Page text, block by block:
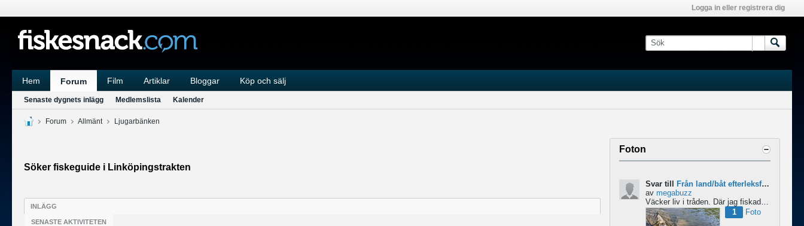
Logga in eller registrera dig
Hem Forum Film Artiklar Bloggar Köp och sälj
Senaste dygnets inlägg Medlemslista Kalender
Forum Allmänt Ljugarbänken
Söker fiskeguide i Linköpingstrakten
INLÄGG
SENASTE AKTIVITETEN
Foton
Svar till
Från land/båt efterleksfiske 2024 efter gädda
av megabuzz
Väcker liv i tråden. Där jag fiskade i våras så lekte gäddorna från början av mars hela vägen in i juni...
1
Foto